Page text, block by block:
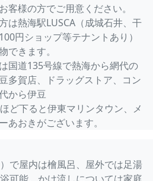
客様の方でご用意ください。
海駅LUSCA（成城石井、干
円ショップ等テナントあり）
できます。
135号線で熱海から網代の
多賀店、ドラッグストア、コン
から伊豆
ると伊東マリンタウン、メ
あおきがございます。
で屋内は檜風呂、屋外では足湯